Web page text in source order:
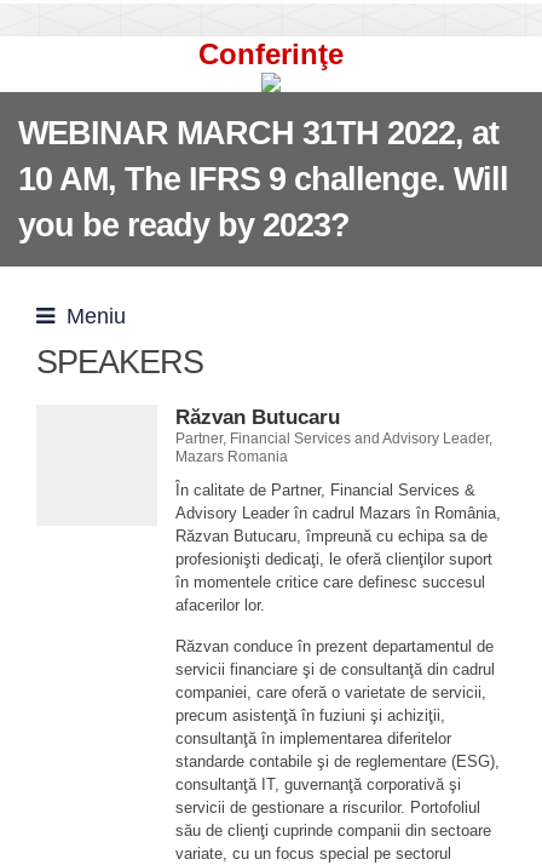
Conferinţe
WEBINAR MARCH 31TH 2022, at
10 AM, The IFRS 9 challenge. Will
you be ready by 2023?
Meniu
SPEAKERS
Răzvan Butucaru
Partner, Financial Services and Advisory Leader,
Mazars Romania
În calitate de Partner, Financial Services &
Advisory Leader în cadrul Mazars în România,
Răzvan Butucaru, împreună cu echipa sa de
profesionişti dedicaţi, le oferă clienţilor suport
în momentele critice care definesc succesul
afacerilor lor.
Răzvan conduce în prezent departamentul de
servicii financiare şi de consultanţă din cadrul
companiei, care oferă o varietate de servicii,
precum asistenţă în fuziuni şi achiziţii,
consultanţă în implementarea diferitelor
standarde contabile şi de reglementare (ESG),
consultanţă IT, guvernanţă corporativă şi
servicii de gestionare a riscurilor. Portofoliul
său de clienţi cuprinde companii din sectoare
variate, cu un focus special pe sectorul